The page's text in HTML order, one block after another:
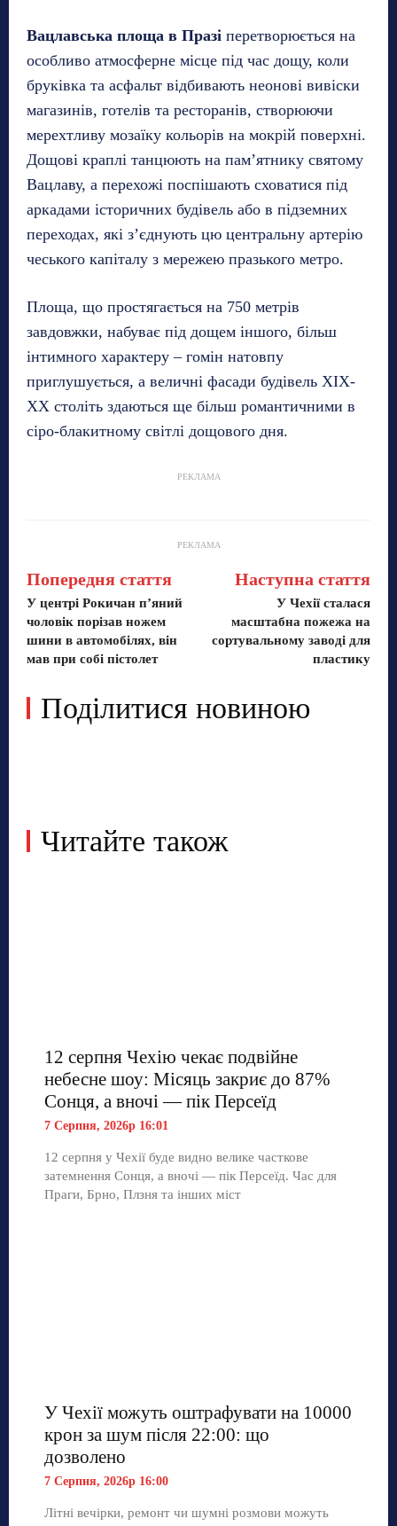
Вацлавська площа в Празі перетворюється на
особливо атмосферне місце під час дощу, коли
бруківка та асфальт відбивають неонові вивіски
магазинів, готелів та ресторанів, створюючи
мерехтливу мозаїку кольорів на мокрій поверхні.
Дощові краплі танцюють на пам’ятнику святому
Вацлаву, а перехожі поспішають сховатися під
аркадами історичних будівель або в підземних
переходах, які з’єднують цю центральну артерію
чеського капіталу з мережею празького метро.
Площа, що простягається на 750 метрів
завдовжки, набуває під дощем іншого, більш
інтимного характеру – гомін натовпу
приглушується, а величні фасади будівель XIX-
XX століть здаються ще більш романтичними в
сіро-блакитному світлі дощового дня.
РЕКЛАМА
РЕКЛАМА
Попередня стаття
У центрі Рокичан п’яний
чоловік порізав ножем
шини в автомобілях, він
мав при собі пістолет
Наступна стаття
У Чехії сталася
масштабна пожежа на
сортувальному заводі для
пластику
Поділитися новиною
Читайте також
12 серпня Чехію чекає подвійне
небесне шоу: Місяць закриє до 87%
Сонця, а вночі — пік Персеїд
7 Серпня, 2026р 16:01
12 серпня у Чехії буде видно велике часткове
затемнення Сонця, а вночі — пік Персеїд. Час для
Праги, Брно, Плзня та інших міст
У Чехії можуть оштрафувати на 10000
крон за шум після 22:00: що
дозволено
7 Серпня, 2026р 16:00
Літні вечірки, ремонт чи шумні розмови можуть